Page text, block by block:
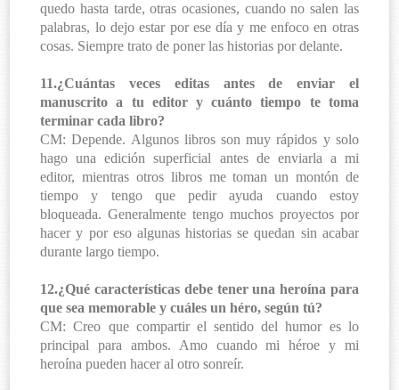
quedo hasta tarde, otras ocasiones, cuando no salen las
palabras, lo dejo estar por ese día y me enfoco en otras
cosas. Siempre trato de poner las historias por delante.
11.¿Cuántas veces editas antes de enviar el
manuscrito a tu editor y cuánto tiempo te toma
terminar cada libro?
CM: Depende. Algunos libros son muy rápidos y solo
hago una edición superficial antes de enviarla a mi
editor, mientras otros libros me toman un montón de
tiempo y tengo que pedir ayuda cuando estoy
bloqueada. Generalmente tengo muchos proyectos por
hacer y por eso algunas historias se quedan sin acabar
durante largo tiempo.
12.¿Qué características debe tener una heroína para
que sea memorable y cuáles un héro, según tú?
CM: Creo que compartir el sentido del humor es lo
principal para ambos. Amo cuando mi héroe y mi
heroína pueden hacer al otro sonreír.